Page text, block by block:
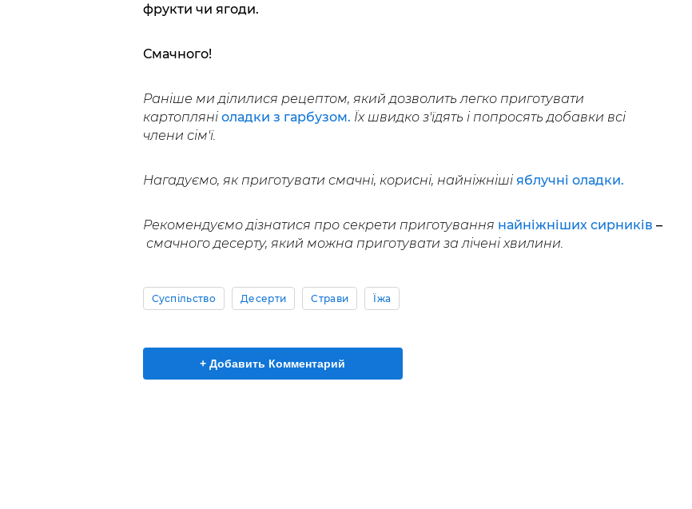
фрукти чи ягоди.
Смачного!
Раніше ми ділилися рецептом, який дозволить легко приготувати
картопляні оладки з гарбузом. Їх швидко з'їдять і попросять добавки всі
члени сім'ї.
Нагадуємо, як приготувати смачні, корисні, найніжнішіяблучні оладки.
Рекомендуємо дізнатися про секрети приготування найніжніших сирників –
смачного десерту, який можна приготувати за лічені хвилини.
Суспільство Десерти Страви Їжа
+ Добавить Комментарий